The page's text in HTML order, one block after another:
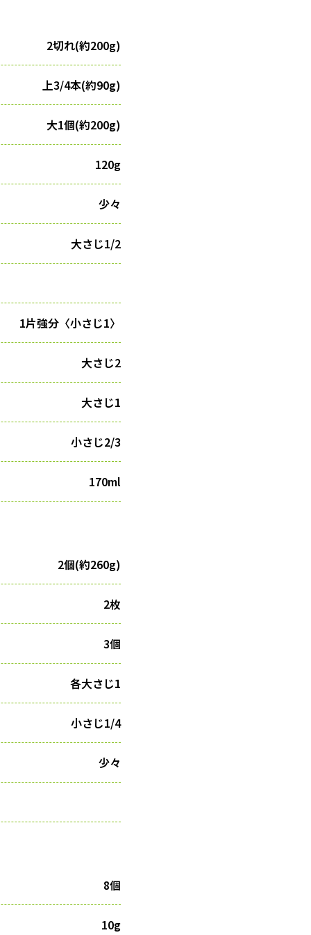
2切れ(約200g)
上3/4本(約90g)
大1個(約200g)
120g
少々
大さじ1/2
1片強分〈小さじ1〉
大さじ2
大さじ1
小さじ2/3
170ml
2個(約260g)
2枚
3個
各大さじ1
小さじ1/4
少々
8個
10g